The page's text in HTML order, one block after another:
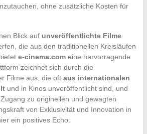
ohne zusätzliche Kosten für
Blick auf unveröffentlichte Filme
die aus den traditionellen Kreisläufen
e-cinema.comeine hervorragende
zeichnet sich durch die
Filme aus, die oft aus internationalen
und in Kinos unveröffentlicht sind, und
zu originellen und gewagten
von Exklusivität und Innovation in
ein positives Echo.